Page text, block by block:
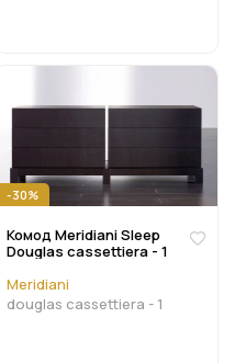
-30%
Комод Meridiani Sleep
Douglas cassettiera - 1
Meridiani
douglas cassettiera - 1